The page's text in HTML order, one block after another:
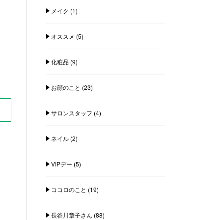
メイク (1)
オススメ (5)
化粧品(9)
お顔のこと (23)
サロンスタッフ (4)
ネイル(2)
VIPデー (5)
ココロのこと (19)
長谷川章子さん (88)